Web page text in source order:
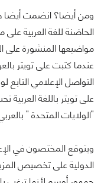
ومن أيضا؟ انضمت أيضا
الحاضنة للغة العربية
مواضيعها المنشورة على
عندما كتبت على تويتر
التواصل الإعلامي التابع
"الولايات المتحدة "
ويتوقع المختصون في
الدولية على تخصيص